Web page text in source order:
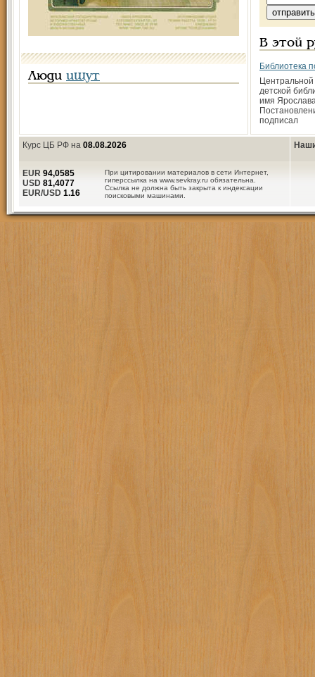
Люди ищут
В этой
Библиотека
Центральной
детской
имя
подписал
Курс ЦБ РФ на 08.08.2026
При цитировании материалов в сети Интернет,
гиперссылка на www.sevkray.ru обязательна.
Ссылка не должна быть закрыта к индексации
поисковыми машинами.
EUR 94,0585
USD 81,4077
EUR/USD 1.16